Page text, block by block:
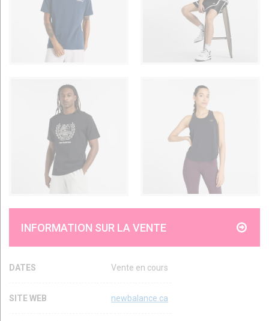
INFORMATION SUR LA VENTE
DATES Vente en cours
SITE WEB newbalance.ca